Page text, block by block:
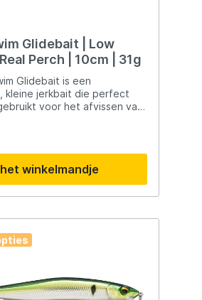
Glidebait | Low
Perch | 10cm | 31g
Glidebait is een
kleine jerkbait die perfect
voor het afvissen van
van vlijmscherpe haken en
winkelmandje